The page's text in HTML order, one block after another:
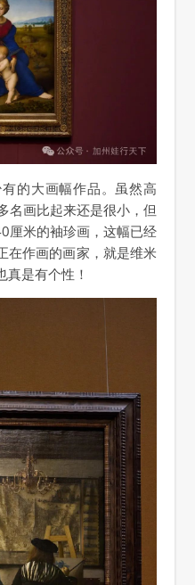
的大画幅作品。虽然高
名画比起来还是很小，但
厘米的袖珍画，这幅已经
在作画的画家，就是维米
是有个性！